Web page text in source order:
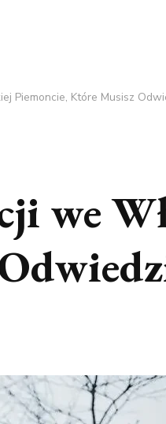
Piemoncie, Które Musisz
we